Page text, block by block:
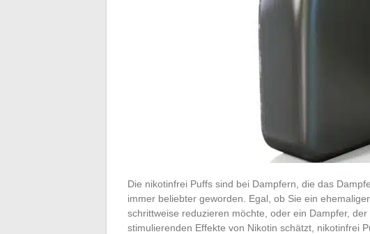
Die nikotinfrei Puffs sind bei Dampfern, die das
immer beliebter geworden. Egal, ob Sie ein
schrittweise reduzieren möchte, oder ein Dampfer,
stimulierenden Effekte von Nikotin schätzt, nikotinfrei